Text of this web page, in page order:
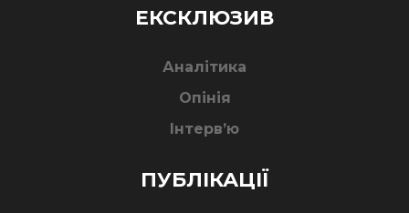
ЕКСКЛЮЗИВ
Аналітика
Опінія
Інтерв’ю
ПУБЛІКАЦІЇ